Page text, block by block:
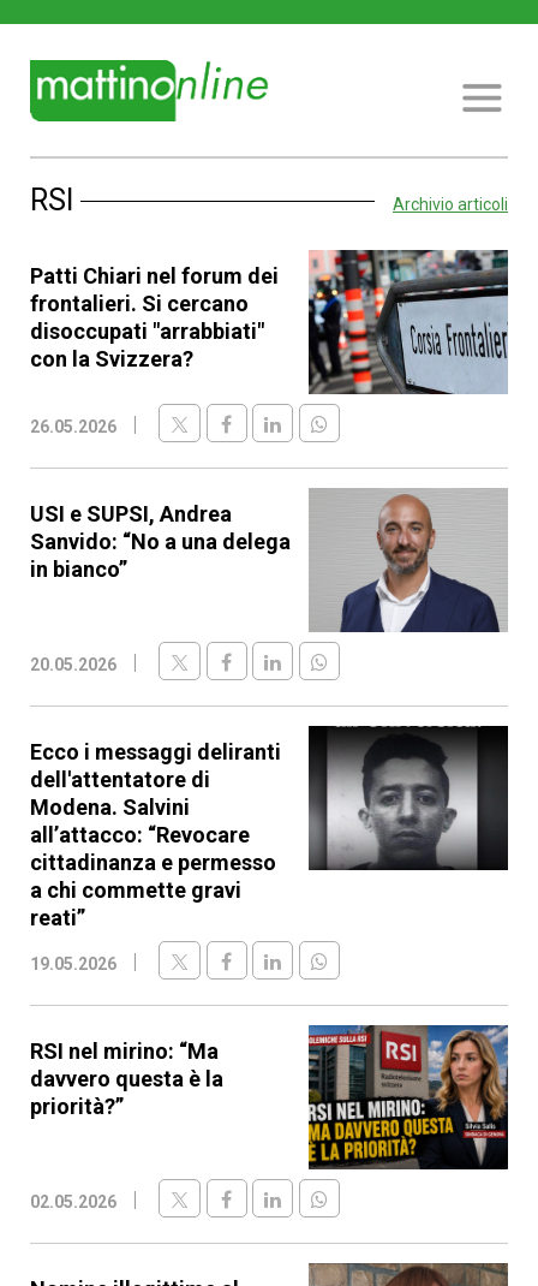
RSI Archivio articoli
Patti Chiari nel forum dei
frontalieri. Si cercano
disoccupati "arrabbiati"
con la Svizzera?
26.05.2026
USI e SUPSI, Andrea
Sanvido: “No a una delega
in bianco”
20.05.2026
Ecco i messaggi deliranti
dell'attentatore di
Modena. Salvini
all’attacco: “Revocare
cittadinanza e permesso
a chi commette gravi
reati”
19.05.2026
RSI nel mirino: “Ma
davvero questa è la
priorità?”
02.05.2026